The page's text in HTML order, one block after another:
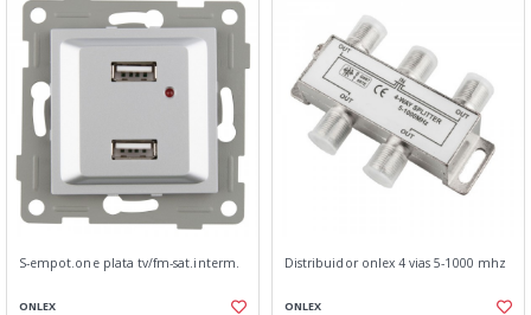
S-empot.one plata tv/fm-sat.interm.
ONLEX
Distribuidor onlex 4 vias 5-1000 mhz
ONLEX